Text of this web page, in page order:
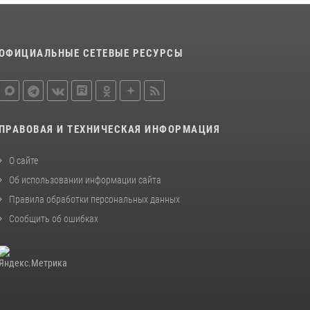
ПРОШЕДШУЮ НЕДЕЛЮ СОВЕРШИЛИ БОЛЕЕ
300 ВЫЕЗДОВ ПО СИГНАЛАМ «ТРЕВОГА»
СЕТЕВЫЕ РЕСУРСЫ
ПРАВОВАЯ И ТЕХНИЧЕСКАЯ ИНФОРМАЦИЯ
О сайте
Об использовании информации сайта
Правила обработки персональных данных
Сообщить об ошибках